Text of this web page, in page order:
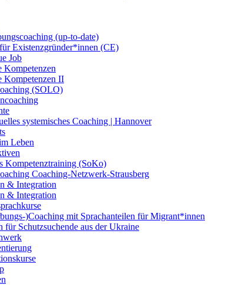
(up-to-date)
Existenzgründer*innen (CE)
Job
Kompetenzen
Kompetenzen II
(SOLO)
systemisches Coaching | Hannover
Leben
Kompetenztraining (SoKo)
Coaching-Netzwerk-Strausberg
& Integration
& Integration
)Coaching mit Sprachanteilen für Migrant*innen
für Schutzsuchende aus der Ukraine